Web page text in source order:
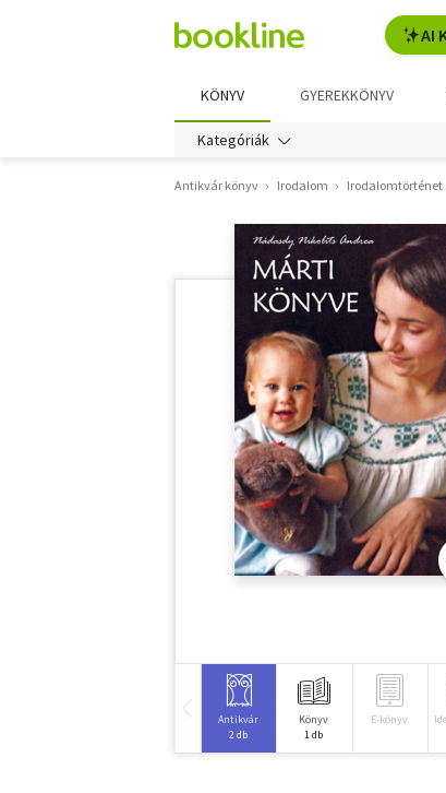
AI
KÖNYV GYEREKKÖNYV
Kategóriák
Antikvár könyv Irodalom Irodalomtörténet
Antikvár
2 db
Könyv
1 db
E-könyv